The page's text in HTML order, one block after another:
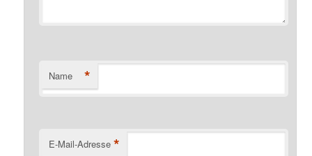
Name *
E-Mail-Adresse *